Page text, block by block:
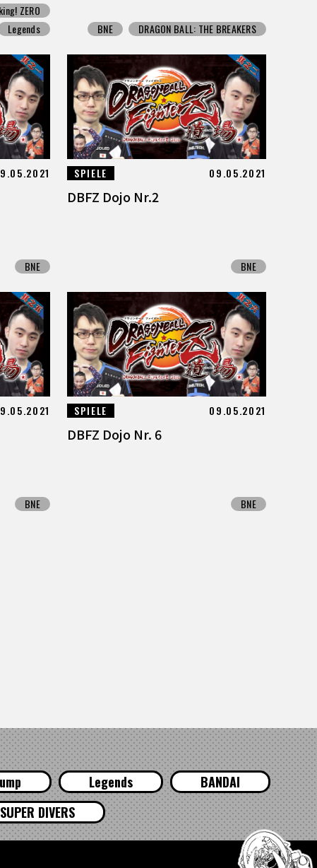
ZERO
Legends
BNE DRAGON BALL: THE BREAKERS
BNE
SPIELE 09.05.2021
DBFZ Dojo Nr.2
BNE
BNE
SPIELE 09.05.2021
DBFZ Dojo Nr. 6
BNE
Legends
BANDAI
DIVERS